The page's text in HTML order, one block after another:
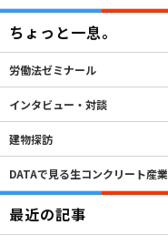
ちょっと一息。
労働法ゼミナール
インタビュー・対談
建物探訪
DATAで見る生コンクリート産業
最近の記事